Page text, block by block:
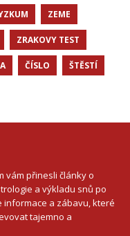
ZEME
ZRAKOVY TEST
ČÍSLO ŠTĚSTÍ
vám přinesli články o
a výkladu snů po
informace a zábavu, které
tajemno a